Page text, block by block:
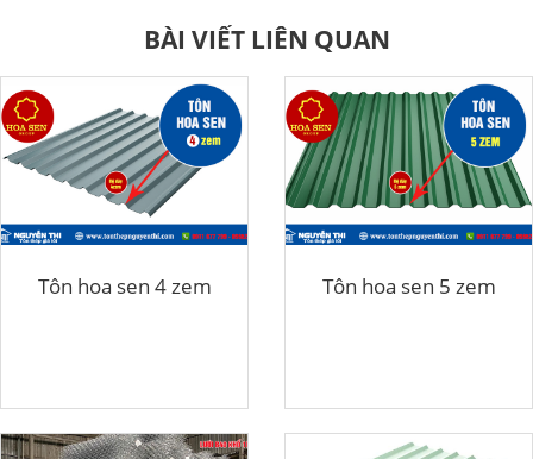
BÀI VIẾT LIÊN QUAN
Tôn hoa sen 4 zem Tôn hoa sen 5 zem